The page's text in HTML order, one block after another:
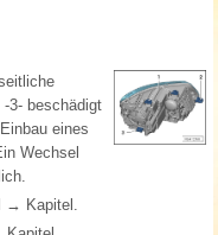
-3- beschädigt
eines
Wechsel
→ Kapitel.